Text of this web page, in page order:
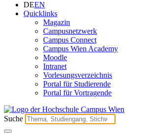
DEEN
Quicklinks
Magazin
Campusnetzwerk
Campus Connect
Campus Wien Academy
Moodle
Intranet
Vorlesungsverzeichnis
Portal für Studierende
Portal für Vortragende
Suche